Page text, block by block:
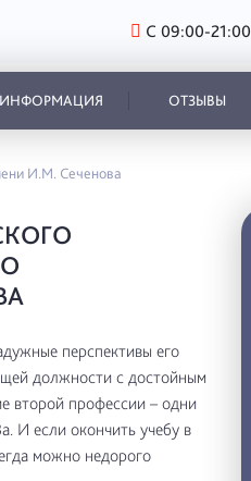
С 09:00-21:00
ИНФОРМАЦИЯ ОТЗЫВЫ
И.М. Сеченова
перспективы его
должности с достойным
второй профессии – одни
И если окончить учебу в
можно недорого